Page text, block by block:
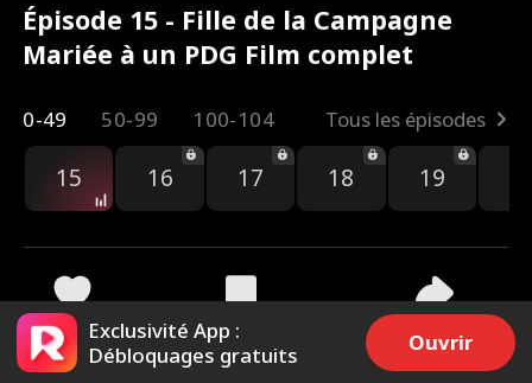
Épisode 15 - Fille de la Campagne
Mariée à un PDG Film complet
0-49 50-99 100-104 Tous les épisodes
15 16 17 18 19
1.8k 60.9k Partager
Exclusivité App :
Débloquages gratuits
Ouvrir